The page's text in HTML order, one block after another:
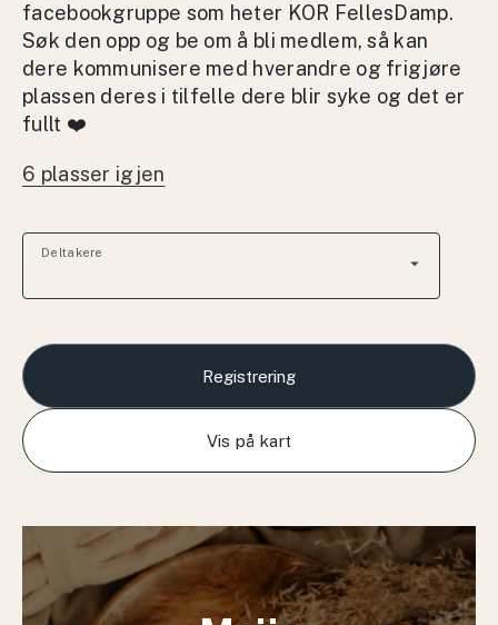
facebookgruppe som heter KOR FellesDamp.
Søk den opp og be om å bli medlem, så kan
dere kommunisere med hverandre og frigjøre
plassen deres i tilfelle dere blir syke og det er
fullt ❤️
6 plasser igjen
Deltakere arrow_drop_down
Registrering
Vis på kart